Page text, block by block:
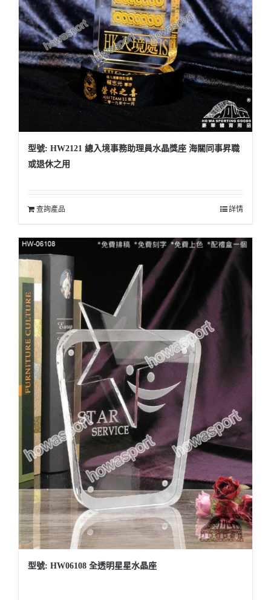
型號: HW2121 總入境事務助理員水晶獎座 海關同事昇職
或退休之用
查詢產品 詳情
型號: HW06108 全透明星星水晶座